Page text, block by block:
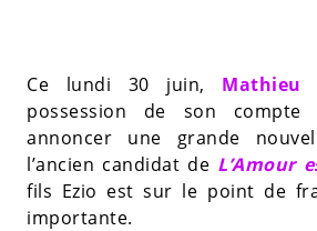
Ce lundi 30 juin, Mathieu
possession de son compte
annoncer une grande
l’ancien candidat de L’Amour
fils Ezio est sur le point de
importante.